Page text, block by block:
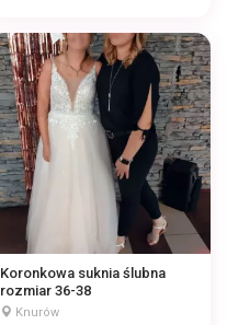
Koronkowa suknia ślubna
rozmiar 36-38
Knurów